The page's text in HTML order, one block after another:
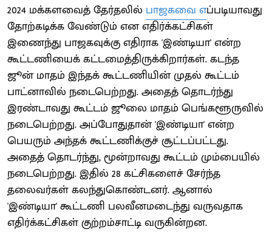
2024 மக்களவைத் தேர்தலில் பாஜகவை எப்படியாவது
தோற்கடிக்க வேண்டும் என எதிர்க்கட்சிகள்
இணைந்து பாஜகவுக்கு எதிராக 'இண்டியா' என்ற
கூட்டணியைக் கட்டமைத்திருக்கிறார்கள். கடந்த
ஜூன் மாதம் இந்தக் கூட்டணியின் முதல் கூட்டம்
பாட்னாவில் நடைபெற்றது. அதைத் தொடர்ந்து
இரண்டாவது கூட்டம் ஜூலை மாதம் பெங்களூருவில்
நடைபெற்றது. அப்போதுதான் 'இண்டியா' என்ற
பெயரும் அந்தக் கூட்டணிக்குச் சூட்டப்பட்டது.
அதைத் தொடர்ந்து, மூன்றாவது கூட்டம் மும்பையில்
நடைபெற்றது. இதில் 28 கட்சிகளைச் சேர்ந்த
தலைவர்கள் கலந்துகொண்டனர். ஆனால்
'இண்டியா' கூட்டணி பலவீனமடைந்து வருவதாக
எதிர்க்கட்சிகள் குற்றம்சாட்டி வருகின்றன.